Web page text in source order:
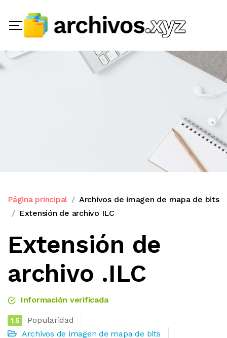
Página principal
Archivos de imagen de mapa de bits
Extensión de archivo ILC
Extensión de
archivo .ILC
Información verificada
1.5
Popularidad
Archivos de imagen de mapa de bits